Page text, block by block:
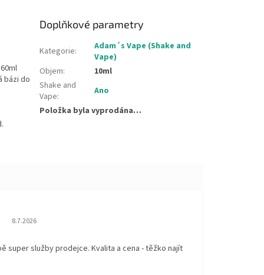
bázi do
Doplňkové parametry
Kategorie:
Adam´s Vape (Shake and
Vape)
Objem:
10ml
Shake and
Vape:
Ano
Položka byla vyprodána…
Hodnocení obchodu je 5 z 5 hvězdiček.
8.7.2026
super služby prodejce. Kvalita a cena - těžko najít